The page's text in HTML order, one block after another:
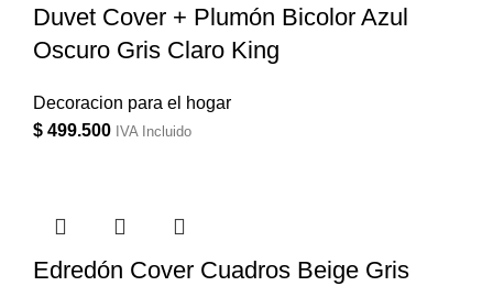
Duvet Cover + Plumón Bicolor Azul
Oscuro Gris Claro King
Decoracion para el hogar
$ 499.500 IVA Incluido
Edredón Cover Cuadros Beige Gris